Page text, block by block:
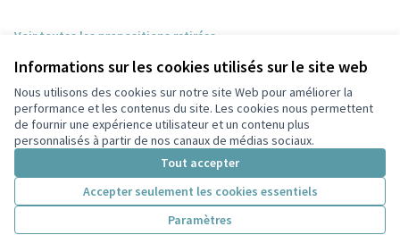
Informations sur les cookies utilisés sur le site web
Nous utilisons des cookies sur notre site Web pour améliorer la
performance et les contenus du site. Les cookies nous permettent
de fournir une expérience utilisateur et un contenu plus
personnalisés à partir de nos canaux de médias sociaux.
Tout accepter
Accepter seulement les cookies essentiels
Paramètres
Voir toutes les propositions retirées
Conditions d'utilisation
Paramètres des cookies
Participez Villeurbanne sur X
(Lien externe)
Participez Villeurbanne sur Facebook
Participez Villeurbanne sur Instagram
Participez Villeurbanne sur YouTube
(Lien externe)
Site réalisé grâce aulogiciel libre Decidim .
Licence
(Lien